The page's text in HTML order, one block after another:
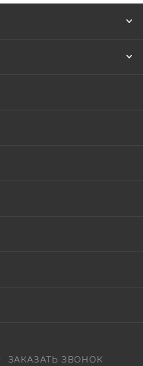
ЗАКАЗАТЬ ЗВОНОК